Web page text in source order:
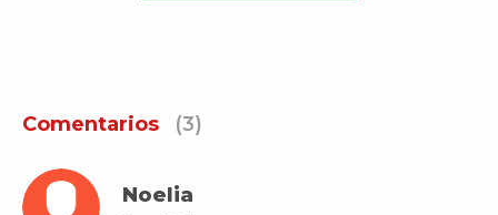
Comentarios (3)
Noelia